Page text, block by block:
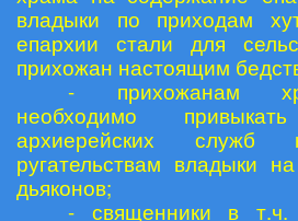
владыки по приходам
епархии стали для
прихожан настоящим
- прихожанам
необходимо
архиерейских
ругательствам владыки
дьяконов;
- священники в т.ч.